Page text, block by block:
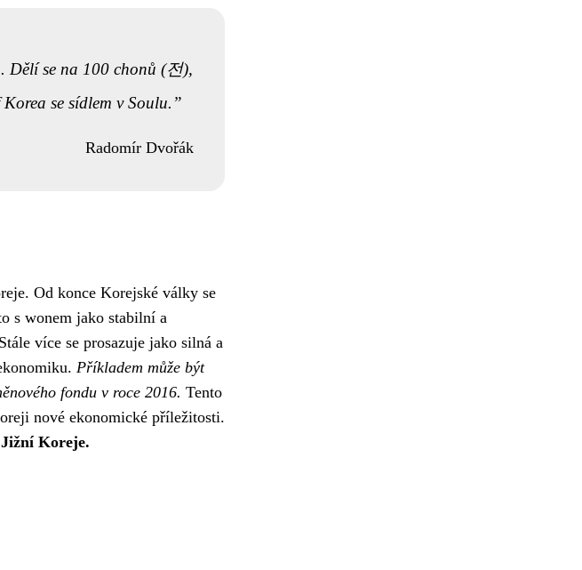
Dělí se na 100 chonů (전),
se sídlem v Soulu.
Radomír Dvořák
Od konce Korejské války se
s wonem jako stabilní a
Stále více se prosazuje jako silná a
Příkladem může být
fondu v roce 2016. Tento
nové ekonomické příležitosti.
Koreje.